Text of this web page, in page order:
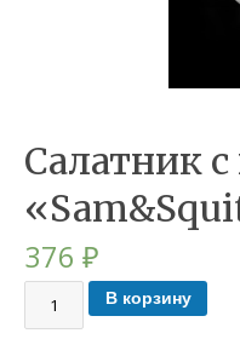
Салатник
376₽
В корзину